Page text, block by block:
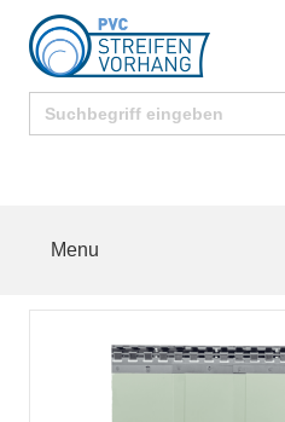
Search
for:
Menu